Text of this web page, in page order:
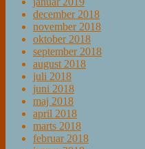
december 2018
november 2018
oktober 2018
september 2018
august 2018
juli 2018
juni 2018
maj 2018
april 2018
marts 2018
februar 2018